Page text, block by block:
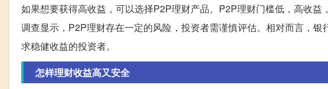
如果想要获得高收益，可以选择P2P理财产品。P2P理财门槛低，高收
调查显示，P2P理财存在一定的风险，投资者需谨慎评估。相对而言，
求稳健收益的投资者。
怎样理财收益高又安全